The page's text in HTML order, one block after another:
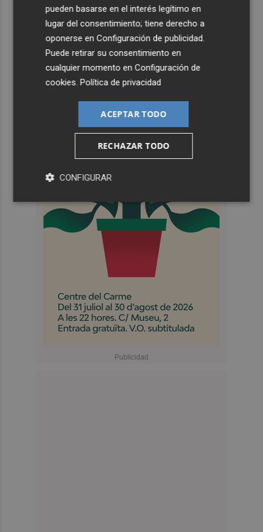
pueden basarse en el interés legítimo en
lugar del consentimiento; tiene derecho a
oponerse enConfiguración de publicidad
Puede retirar su consentimiento en
cualquier momento enConfiguración de
cookies .Política de privacidad
ACEPTAR TODO
RECHAZAR TODO
CONFIGURAR